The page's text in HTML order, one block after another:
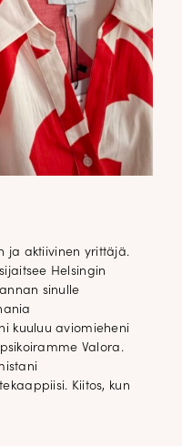
ja aktiivinen yrittäjä.
Helsingin
sinulle
kuuluu aviomieheni
Valora.
Kiitos, kun